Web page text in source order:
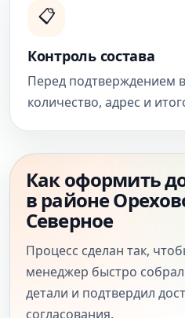
📋
Контроль состава
Перед подтверждением
количество, адрес и
Как оформить
в районе
Северное
Процесс сделан так,
менеджер быстро
детали и подтвердил
согласования.